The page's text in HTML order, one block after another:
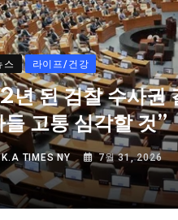
스 라이프/건강
년 된 검찰 수사권
들 고통 심각할 것”
K.A TIMES NY 7월 31, 2026